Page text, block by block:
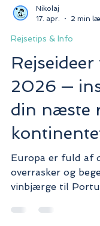
Nikolaj
17. apr.
2 min
Rejsetips & Info
Rejseideer
2026 —
din næste
Europa er fuld af